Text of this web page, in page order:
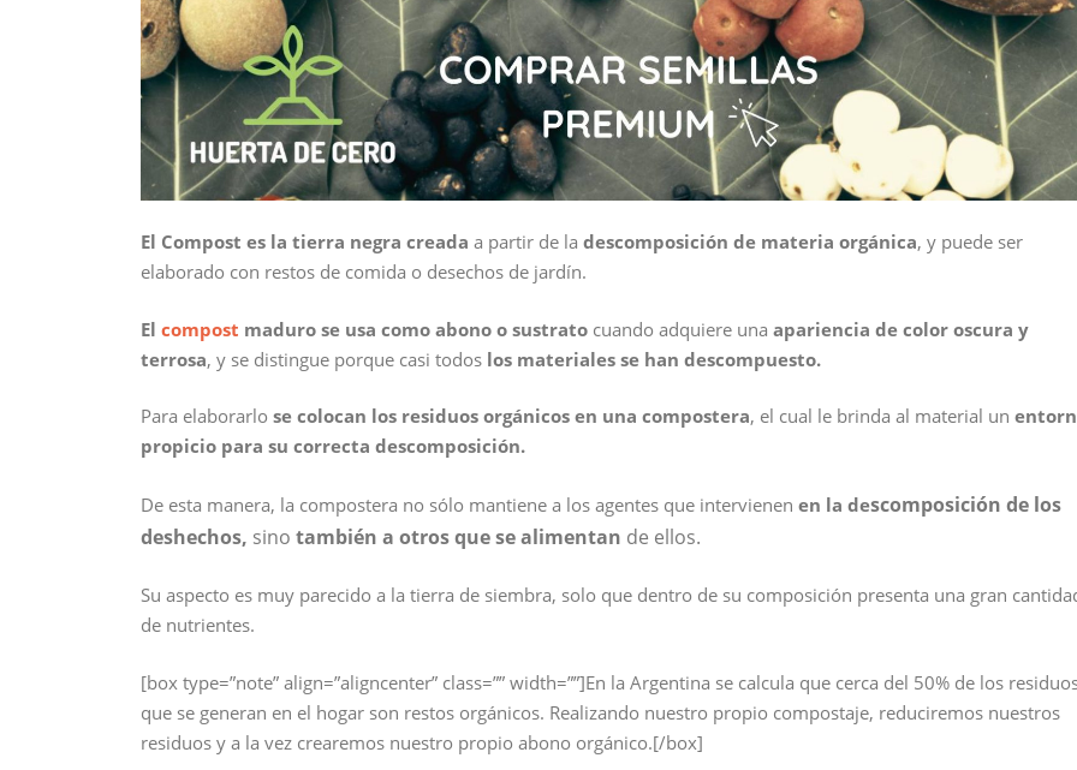
El Compost es la tierra negra creada a partir de la descomposición de materia orgánica, y puede ser
elaborado con restos de comida o desechos de jardín.
El compost maduro se usa como abono o sustrato cuando adquiere una apariencia de color oscura y
terrosa, y se distingue porque casi todos los materiales se han descompuesto.
Para elaborarlo se colocan los residuos orgánicos en una compostera, el cual le brinda al material un
propicio para su correcta descomposición.
De esta manera, la compostera no sólo mantiene a los agentes que intervienen en la descomposición de los
deshechos, sino también a otros que se alimentan de ellos.
Su aspecto es muy parecido a la tierra de siembra, solo que dentro de su composición presenta una gran
de nutrientes.
[box type=”note” align=”aligncenter” class=”” width=””]En la Argentina se calcula que cerca del 50% de los
que se generan en el hogar son restos orgánicos. Realizando nuestro propio compostaje, reduciremos nuestros
residuos y a la vez crearemos nuestro propio abono orgánico.[/box]